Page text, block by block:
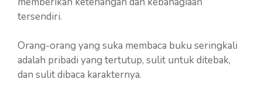
tersendiri.
Orang-orang yang suka membaca buku seringkali
adalah pribadi yang tertutup, sulit untuk ditebak,
dan sulit dibaca karakternya.